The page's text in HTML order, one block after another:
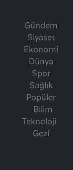
Gündem
Siyaset
Ekonomi
Dünya
Spor
Sağlık
Popüler
Bilim
Teknoloji
Gezi